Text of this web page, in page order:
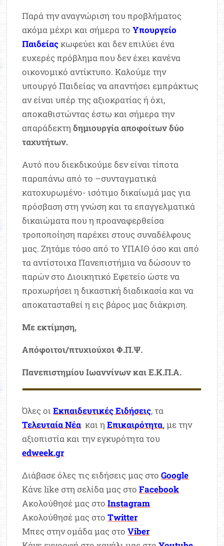
Παρά την αναγνώριση του προβλήματος
ακόμα μέχρι και σήμερα τοΥπουργείο
Παιδείαςκωφεύει και δεν επιλύει ένα
ευχερές πρόβλημα που δεν έχει κανένα
οικονομικό αντίκτυπο. Καλούμε την
υπουργό Παιδείας να απαντήσει εμπράκτως
αν είναι υπέρ της αξιοκρατίας ή όχι,
αποκαθιστώντας έστω και σήμερα την
απαράδεκτηδημιουργία αποφοίτων δύο
ταχυτήτων.
Αυτό που διεκδικούμε δεν είναι τίποτα
παραπάνω από το –συνταγματικά
κατοχυρωμένο- ισότιμο δικαίωμά μας για
πρόσβαση στη γνώση και τα επαγγελματικά
δικαιώματα που η προαναφερθείσα
τροποποίηση παρέχει στους συναδέλφους
μας. Ζητάμε τόσο από το ΥΠΑΙΘ όσο και από
τα αντίστοιχα Πανεπιστήμια να δώσουν το
παρών στο Διοικητικό Εφετείο ώστε να
προχωρήσει η δικαστική διαδικασία και να
αποκατασταθεί η εις βάρος μας διάκριση.
Με εκτίμηση,
Απόφοιτοι/πτυχιούχοι Φ.Π.Ψ.
Πανεπιστημίου Ιωαννίνων και Ε.Κ.Π.Α.
Όλες οιΕκπαιδευτικές Ειδήσεις, τα
Τελευταία Νέα και ηΕπικαιρότητα,με την
αξιοπιστία και την εγκυρότητα του
edweek.gr
Διάβασε όλες τις ειδήσεις μας στοGoogle
Κάνε like στη σελίδα μας στοFacebook
Ακολούθησέ μας στοInstagram
Ακολούθησέ μας στοTwitter
Μπες στην ομάδα μας στοViber